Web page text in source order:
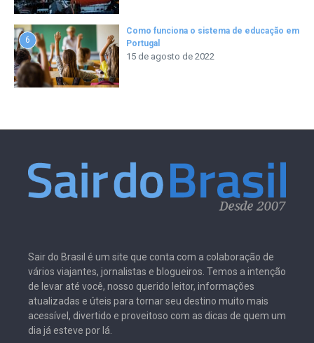
6
Como funciona o sistema de educação em
Portugal
15 de agosto de 2022
Sair do Brasil é um site que conta com a colaboração de
vários viajantes, jornalistas e blogueiros. Temos a intenção
de levar até você, nosso querido leitor, informações
atualizadas e úteis para tornar seu destino muito mais
acessível, divertido e proveitoso com as dicas de quem um
dia já esteve por lá.